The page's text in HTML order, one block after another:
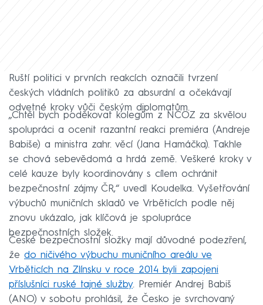
Ruští politici v prvních reakcích označili tvrzení
českých vládních politiků za absurdní a očekávají
odvetné kroky vůči českým diplomatům.
„Chtěl bych poděkovat kolegům z NCOZ za skvělou
spolupráci a ocenit razantní reakci premiéra (Andreje
Babiše) a ministra zahr. věcí (Jana Hamáčka). Takhle
se chová sebevědomá a hrdá země. Veškeré kroky v
celé kauze byly koordinovány s cílem ochránit
bezpečnostní zájmy ČR,“ uvedl Koudelka. Vyšetřování
výbuchů muničních skladů ve Vrběticích podle něj
znovu ukázalo, jak klíčová je spolupráce
bezpečnostních složek.
České bezpečnostní složky mají důvodné podezření,
že do ničivého výbuchu muničního areálu ve
Vrběticích na Zlínsku v roce 2014 byli zapojeni
příslušníci ruské tajné služby. Premiér Andrej Babiš
(ANO) v sobotu prohlásil, že Česko je svrchovaný